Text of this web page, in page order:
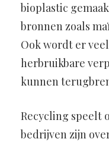
bioplastic
bronnen zoals
Ook wordt er
herbruikbare
kunnen
Recycling speelt
bedrijven zijn